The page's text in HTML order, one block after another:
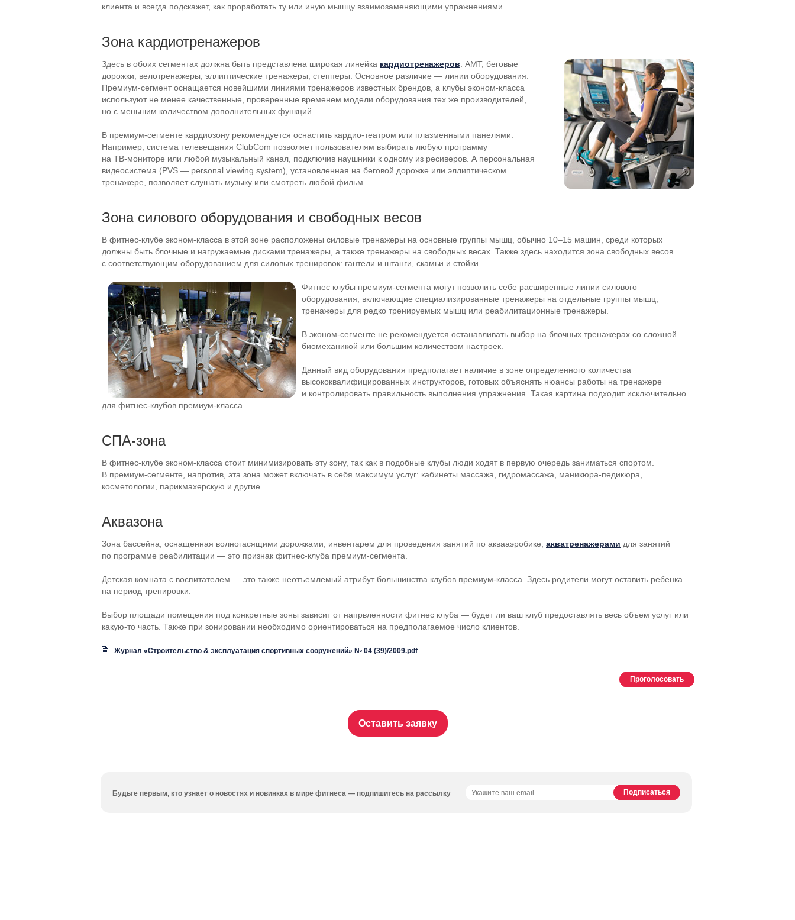
клиента и всегда подскажет, как проработать ту или иную мышцу взаимозаменяющими упражнениями.
Зона кардиотренажеров
Здесь в обоих сегментах должна быть представлена широкая линейка кардиотренажеров: АМТ, беговые
дорожки, велотренажеры, эллиптические тренажеры, степперы. Основное различие — линии оборудования.
Премиум-сегментоснащается новейшими линиями тренажеров известных брендов, а клубы эконом-класса
используют не менее качественные, проверенные временем модели оборудования тех же производителей,
но с меньшим количеством дополнительных функций.
В премиум-сегменте кардиозону рекомендуется оснастить кардио-театром или плазменными панелями.
Например, система телевещания ClubCom позволяет пользователям выбирать любую программу
на ТВ-мониторе или любой музыкальный канал, подключив наушники к одному из ресиверов. А персональная
видеосистема (PVS — personal viewing system), установленная на беговой дорожке или эллиптическом
тренажере, позволяет слушать музыку или смотреть любой фильм.
Зона силового оборудования и свободных весов
В фитнес-клубе эконом-класса в этой зоне расположены силовые тренажеры на основные группы мышц, обычно 10–15 машин, среди которых
должны быть блочные и нагружаемые дисками тренажеры, а также тренажеры на свободных весах. Также здесь находится зона свободных весов
с соответствующим оборудованием для силовых тренировок: гантели и штанги, скамьи и стойки.
Фитнес клубы премиум-сегмента могут позволить себе расширенные линии силового
оборудования, включающие специализированные тренажеры на отдельные группы мышц,
тренажеры для редко тренируемых мышц или реабилитационные тренажеры.
В эконом-сегменте не рекомендуется останавливать выбор на блочных тренажерах со сложной
биомеханикой или большим количеством настроек.
Данный вид оборудования предполагает наличие в зоне определенного количества
высококвалифицированных инструкторов, готовых объяснять нюансы работы на тренажере
и контролировать правильность выполнения упражнения. Такая картина подходит исключительно
для фитнес-клубов премиум-класса
СПА-зона
В фитнес-клубе эконом-класса стоит минимизировать эту зону, так как в подобные клубы люди ходят в первую очередь заниматься спортом.
В премиум-сегменте , напротив, эта зона может включать в себя максимум услуг: кабинеты массажа, гидромассажа, маникюра-педикюра
косметологии, парикмахерскую и другие.
Аквазона
Зона бассейна, оснащенная волногасящими дорожками, инвентарем для проведения занятий по аквааэробике, акватренажерами для занятий
по программе реабилитации — это признак фитнес-клуба премиум-сегмента
Детская комната с воспитателем — это также неотъемлемый атрибут большинства клубов премиум-класса . Здесь родители могут оставить ребенка
на период тренировки.
Выбор площади помещения под конкретные зоны зависит от напрвленности фитнес клуба — будет ли ваш клуб предоставлять весь объем услуг или
какую-то часть. Также при зонировании необходимо ориентироваться на предполагаемое число клиентов.
Журнал «Строительство & эксплуатация спортивных сооружений» № 04 (39)/2009.pdf
Проголосовать
Оставить заявку
Будьте первым, кто узнает о новостях и новинках в мире фитнеса — подпишитесь на рассылку